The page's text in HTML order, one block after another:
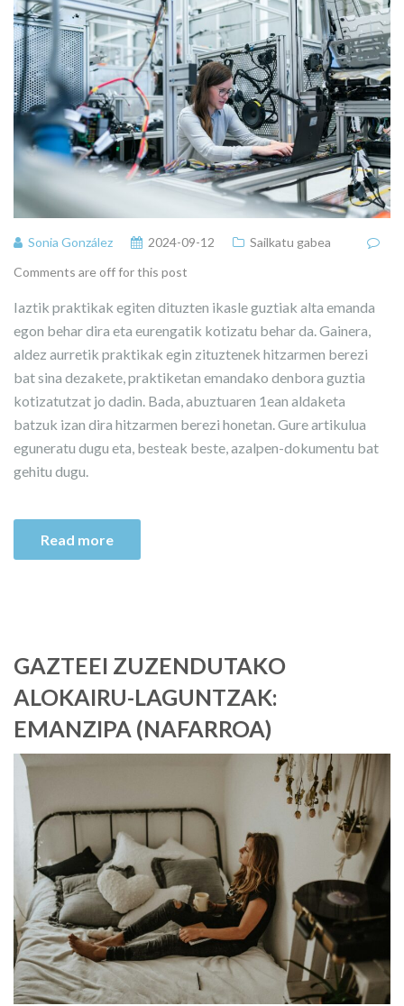
Sonia González 2024-09-12
Sailkatu gabea
Comments are off for this post
Iaztik praktikak egiten dituzten ikasle guztiak alta emanda
egon behar dira eta eurengatik kotizatu behar da. Gainera,
aldez aurretik praktikak egin zituztenek hitzarmen berezi
bat sina dezakete, praktiketan emandako denbora guztia
kotizatutzat jo dadin. Bada, abuztuaren 1ean aldaketa
batzuk izan dira hitzarmen berezi honetan. Gure artikulua
eguneratu dugu eta, besteak beste, azalpen-dokumentu bat
gehitu dugu.
Read more
GAZTEEI ZUZENDUTAKO
ALOKAIRU-LAGUNTZAK:
EMANZIPA (NAFARROA)